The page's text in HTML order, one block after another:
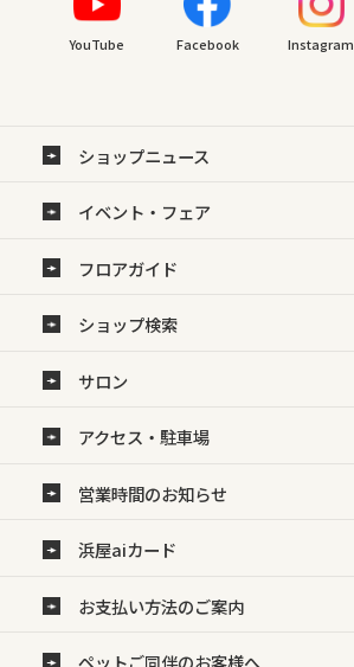
YouTube Facebook Instagram
ショップニュース
イベント・フェア
フロアガイド
ショップ検索
サロン
アクセス・駐車場
営業時間のお知らせ
浜屋aiカード
お支払い方法のご案内